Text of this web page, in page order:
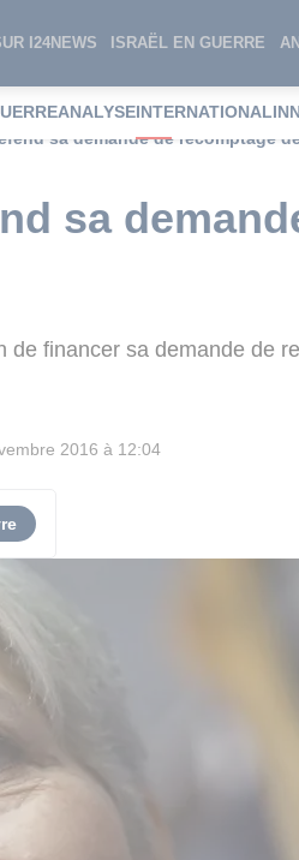
I24NEWS ISRAËL EN GUERRE
ANALYSEINTERNATIONAL
sa demande de recomptage
sa
financer sa demande de
2016 à 12:04